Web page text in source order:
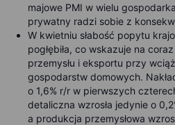
majowe PMI w wielu
prywatny radzi sobie z
W kwietniu słabość popytu
pogłębiła, co wskazuje na
przemysłu i eksportu przy
gospodarstw domowych.
o 1,6% r/r w pierwszych
detaliczna wzrosła jedynie o
a produkcja przemysłowa